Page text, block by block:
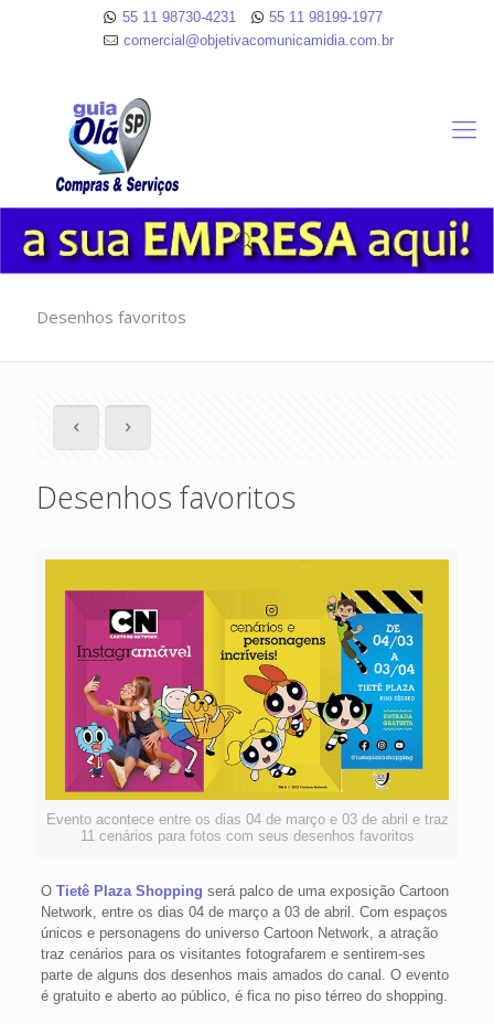
55 11 98730-4231
55 11 98199-1977
comercial@objetivacomunicamidia.com.br
Desenhos favoritos
Desenhos favoritos
Evento acontece entre os dias 04 de março e 03 de abril e traz
11 cenários para fotos com seus desenhos favoritos
O Tietê Plaza Shopping será palco de uma exposição Cartoon
Network, entre os dias 04 de março a 03 de abril. Com espaços
únicos e personagens do universo Cartoon Network, a atração
traz cenários para os visitantes fotografarem e sentirem-ses
parte de alguns dos desenhos mais amados do canal. O evento
é gratuito e aberto ao público, é fica no piso térreo do shopping.